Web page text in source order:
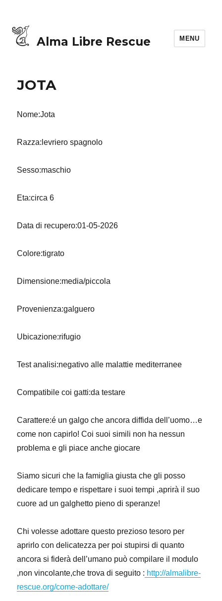
Alma Libre Rescue MENU
JOTA
Nome:Jota
Razza:levriero spagnolo
Sesso:maschio
Eta:circa 6
Data di recupero:01-05-2026
Colore:tigrato
Dimensione:media/piccola
Provenienza:galguero
Ubicazione:rifugio
Test analisi:negativo alle malattie mediterranee
Compatibile coi gatti:da testare
Carattere:é un galgo che ancora diffida dell’uomo…e
come non capirlo! Coi suoi simili non ha nessun
problema e gli piace anche giocare
Siamo sicuri che la famiglia giusta che gli posso
dedicare tempo e rispettare i suoi tempi ,aprirà il suo
cuore ad un galghetto pieno di speranze!
Chi volesse adottare questo prezioso tesoro per
aprirlo con delicatezza per poi stupirsi di quanto
ancora si fiderà dell’umano può compilare il modulo
,non vincolante,che trova di seguito : http://almalibre-
rescue.org/come-adottare/